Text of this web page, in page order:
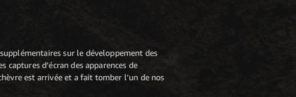
sur le développement des
captures d’écran des apparences de
est arrivée et a fait tomber l’un de nos